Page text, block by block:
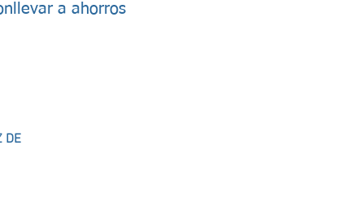
a ahorros
DE